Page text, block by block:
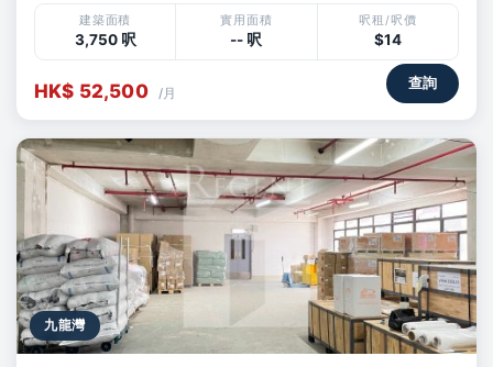
建築面積
3,750 呎
實用面積
-- 呎
呎租/呎價
$14
HK$ 52,500 /月
查詢
九龍灣